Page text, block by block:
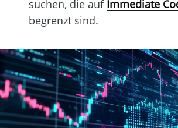
suchen, die auf Immediate
begrenzt sind.